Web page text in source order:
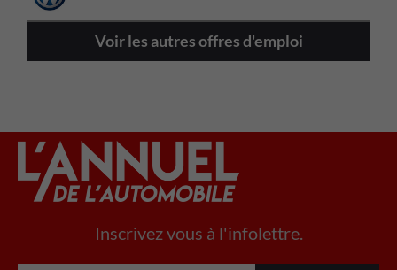
Voir les autres offres d'emploi
Inscrivez vous à l'infolettre.